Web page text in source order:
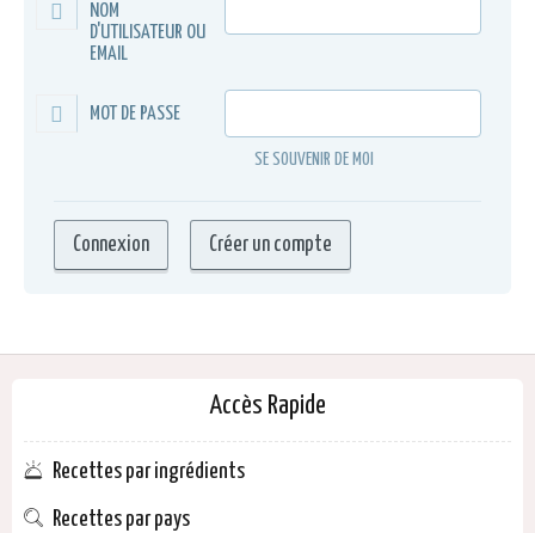
NOM
D'UTILISATEUR OU
EMAIL
MOT DE PASSE
SE SOUVENIR DE MOI
Accès Rapide
Recettes par ingrédients
Recettes par pays